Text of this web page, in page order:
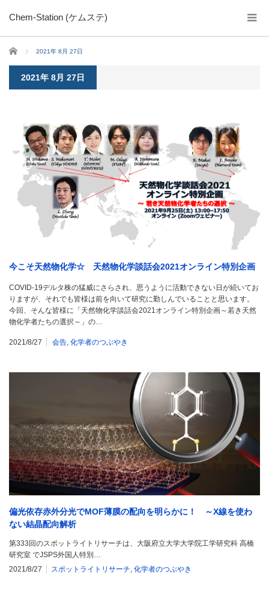
Chem-Station (ケムステ)
ホーム 2021年 8月 27日
2021年 8月 27日
今こそ天然物化学☆ 天然物化学談話会2021オンライン特別企画
COVID-19デルタ株の猛威にさらされ、思うように活動できない日が続いてお
りますが、それでも皆様は前を向いて研究に勤しんでいることと思います。
今回、そんな皆様に「天然物化学談話会2021オンライン特別企画～若き天然
物化学者たちの選択～」の…
2021/8/27 会告, 化学者のつぶやき
偏光依存赤外分光でMOF薄膜の配向を明らかに！ ～X線を使わ
ない結晶配向解析
第333回のスポットライトリサーチは、大阪府立大学大学院工学研究科 高橋
研究室 でJSPS外国人特別…
2021/8/27
スポットライトリサーチ, 化学者のつぶやき